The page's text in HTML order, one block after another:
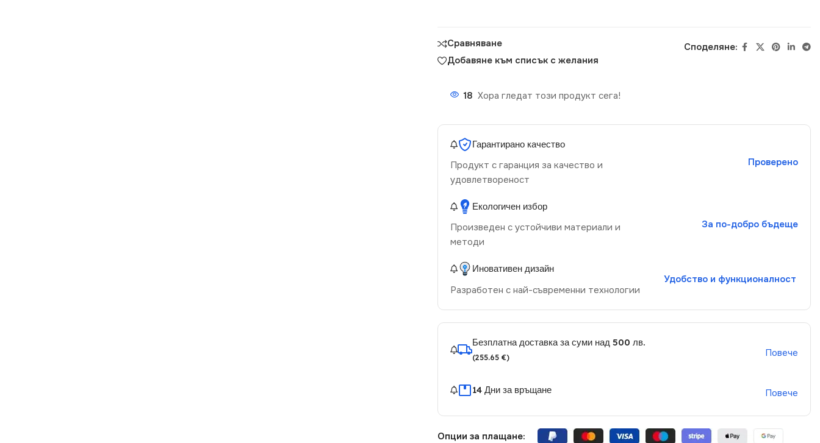
Сравняване
Добавяне към списък с желания
Споделяне:
18 Хора гледат този продукт сега!
Гарантирано качество
Продукт с гаранция за качество и
удовлетвореност
Проверено
Екологичен избор
Произведен с устойчиви материали и
методи
За по-добро бъдеще
Иновативен дизайн
Разработен с най-съвременни технологии
Удобство и функционалност
Безплатна доставка за суми над 500 лв.
(255.65 €) Повече
14 Дни за връщане Повече
Опции за плащане: